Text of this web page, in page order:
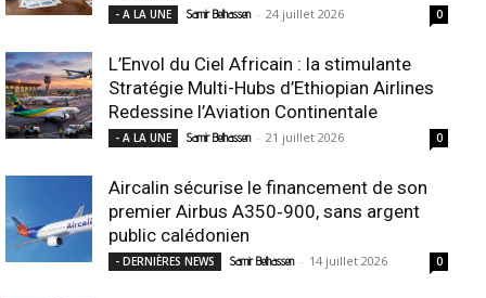
- A LA UNE Samir Belhassen - 24 juillet 2026 0
L’Envol du Ciel Africain : la stimulante
Stratégie Multi-Hubs d’Ethiopian Airlines
Redessine l’Aviation Continentale
- A LA UNE Samir Belhassen - 21 juillet 2026 0
Aircalin sécurise le financement de son
premier Airbus A350‑900, sans argent
public calédonien
- DERNIÈRES NEWS Samir Belhassen - 14 juillet 2026 0